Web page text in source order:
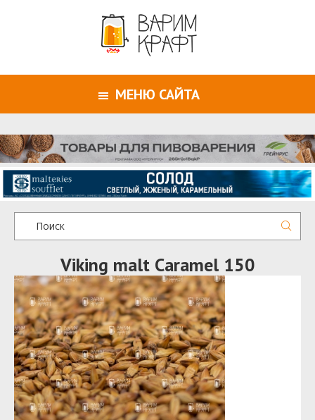
МЕНЮ САЙТА
Viking malt Caramel 150